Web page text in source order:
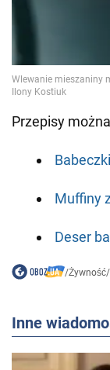
Przepisy
Muffiny
Deser
/Żywność/
Inne